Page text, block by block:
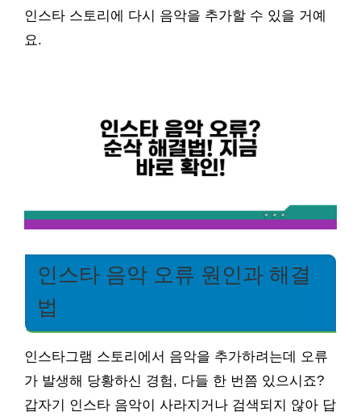
인스타 스토리에 다시 음악을 추가할 수 있을 거예
요.
인스타 음악 오류 원인과 해결
법
인스타그램 스토리에서 음악을 추가하려는데 오류
가 발생해 당황하신 경험, 다들 한 번쯤 있으시죠?
갑자기 인스타 음악이 사라지거나 검색되지 않아 답